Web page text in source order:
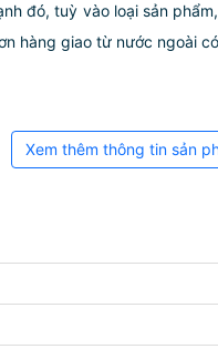
đó, tuỳ vào loại sản
hàng giao từ nước ngoài
Xem thêm thông tin sản